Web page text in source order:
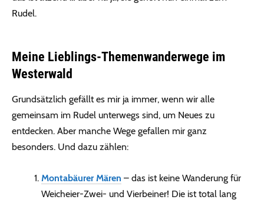
Rudel.
Meine Lieblings-Themenwanderwege im
Westerwald
Grundsätzlich gefällt es mir ja immer, wenn wir alle
gemeinsam im Rudel unterwegs sind, um Neues zu
entdecken. Aber manche Wege gefallen mir ganz
besonders. Und dazu zählen:
Montabäurer Mären – das ist keine Wanderung für
Weicheier-Zwei- und Vierbeiner! Die ist total lang